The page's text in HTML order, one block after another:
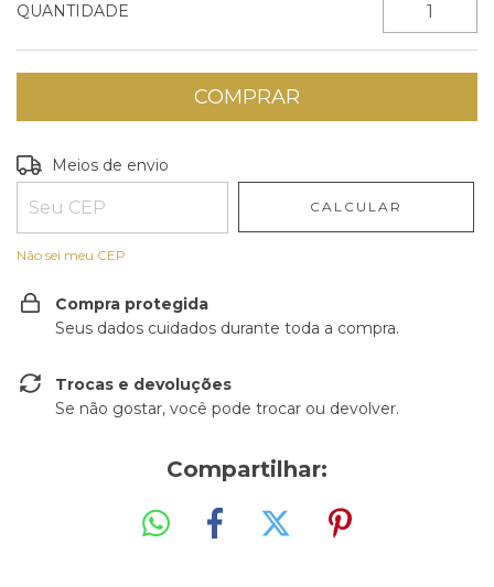
QUANTIDADE
Entregas para o CEP:
Meios de envio
CALCULAR
Não sei meu CEP
Compra protegida
Seus dados cuidados durante toda a compra.
Trocas e devoluções
Se não gostar, você pode trocar ou devolver.
Compartilhar: